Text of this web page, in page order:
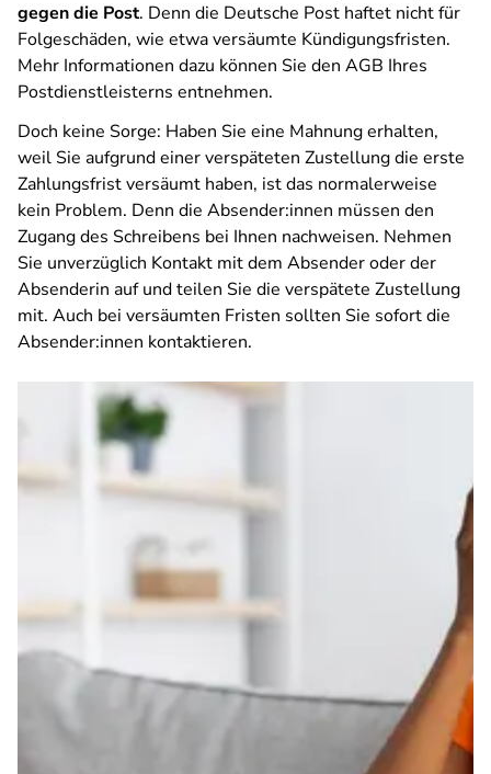
gegen die Post. Denn die Deutsche Post haftet nicht für
Folgeschäden, wie etwa versäumte Kündigungsfristen.
Mehr Informationen dazu können Sie den AGB Ihres
Postdienstleisterns entnehmen.
Doch keine Sorge: Haben Sie eine Mahnung erhalten,
weil Sie aufgrund einer verspäteten Zustellung die erste
Zahlungsfrist versäumt haben, ist das normalerweise
kein Problem. Denn die Absender:innen müssen den
Zugang des Schreibens bei Ihnen nachweisen. Nehmen
Sie unverzüglich Kontakt mit dem Absender oder der
Absenderin auf und teilen Sie die verspätete Zustellung
mit. Auch bei versäumten Fristen sollten Sie sofort die
Absender:innen kontaktieren.